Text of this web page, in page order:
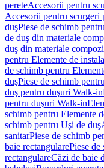
pereteAccesorii pentru
Accesorii pentru scurgeri
duşPiese de schimb
de duş din materiale
duş din materiale
pentru Elemente de
de schimb pentru
duşPiese de schimb
duş pentru duşuri Walk-in
pentru duşuri Walk-in
schimb pentru Elemente
schimb pentru Uşi de duş
sanitarPiese de schimb
baie rectangularePiese de
rectangulareCăzi de baie